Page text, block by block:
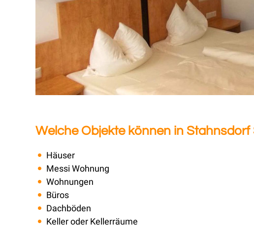
Welche Objekte können in
Häuser
Messi Wohnung
Wohnungen
Büros
Dachböden
Keller oder Kellerräume